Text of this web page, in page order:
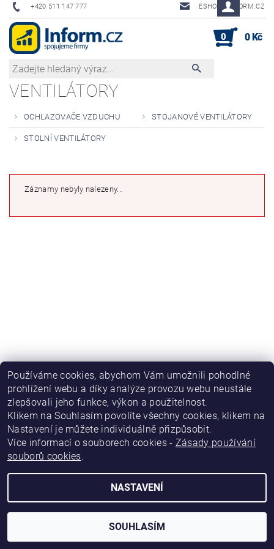
+420 511 147 777 ESHOP@INFORM.CZ
0 0 Kč
VENTILÁTORY
OCHLAZOVAČE VZDUCHU STOJANOVÉ VENTILÁTORY
STOLNÍ VENTILÁTORY
Záznamy nebyly nalezeny...
Obchodní podmínky | Podmínky ochrany osobních údajů
Napište nám | Katalog firem Inform.cz
2026 © eshop.inform.cz, všechna práva vyhrazena
Vytvořil Shoptet
Používáme cookies, abychom Vám umožnili pohodlné
prohlížení webu a díky analýze provozu webu neustále
zlepšovali jeho funkce, výkon a použitelnost.
Klikem na Souhlasím povolíte všechny cookies, klikem na
Nastavení je můžete individuálně přizpůsobit.
Více informací o souborech cookies - Zásady používání
souborů cookies.
NASTAVENÍ
SOUHLASÍM